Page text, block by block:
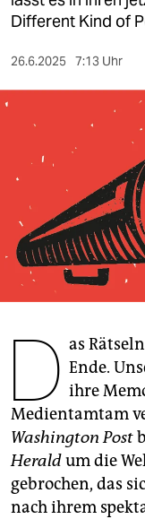
verlag
verlag
veranstaltungen
shop
fragen & hilfe
unterstützen
abo
genossenschaft
epaper login
Different Kind of
26.6.2025 7:13 Uhr
D as
Ende.
ihre
Medientamtam
Washington Post
Heraldum die
gebrochen, das
nach ihrem